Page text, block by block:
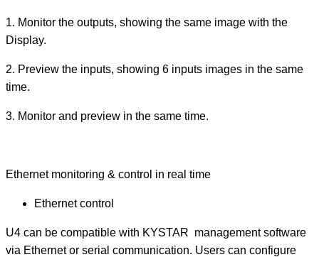
1. Monitor the outputs, showing the same image with the
Display.
2. Preview the inputs, showing 6 inputs images in the same
time.
3. Monitor and preview in the same time.
Ethernet monitoring & control in real time
Ethernet control
U4 can be compatible with KYSTAR management software
via Ethernet or serial communication. Users can configure